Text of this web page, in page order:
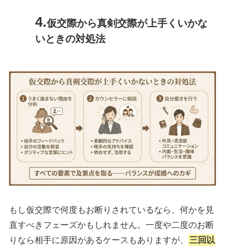
仮交際から真剣交際が上手くいかな
いときの対処法
もし仮交際で何度もお断りされているなら、何かを見
直すべきフェーズかもしれません。一度や二度のお断
りなら相手に原因があるケースもありますが、
三回以